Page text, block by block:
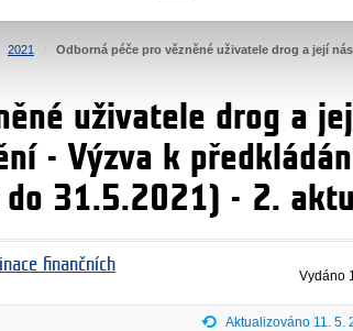
2021
Odborná péče pro vězněné uživatele drog a její
uživatele drog a
- Výzva k
31.5.2021) - 2.
finančních
Vydáno
Aktualizováno 11. 5.